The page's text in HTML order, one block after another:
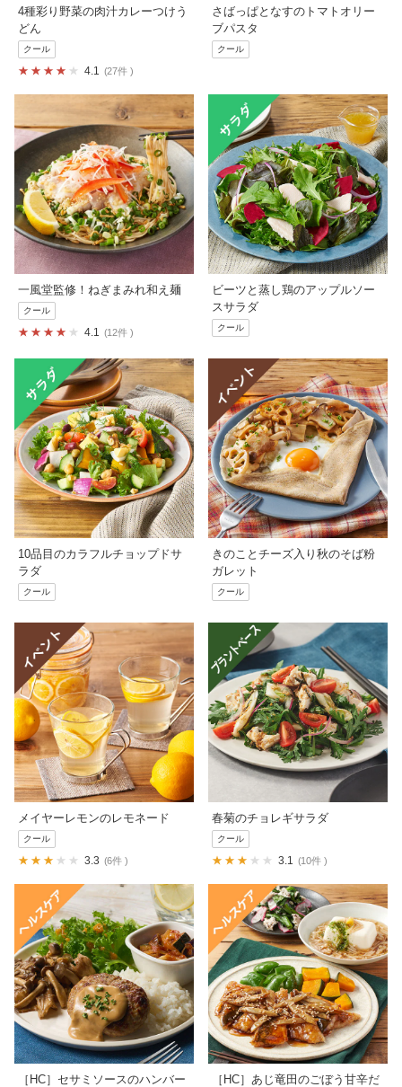
4種彩り野菜の肉汁カレーつけう
どん
クール
4.1 27件
さばっぱとなすのトマトオリー
ブパスタ
クール
一風堂監修！ねぎまみれ和え麺
クール
4.1 12件
ビーツと蒸し鶏のアップルソー
スサラダ
クール
10品目のカラフルチョップドサ
ラダ
クール
きのことチーズ入り秋のそば粉
ガレット
クール
メイヤーレモンのレモネード
クール
3.3 6件
春菊のチョレギサラダ
クール
3.1 10件
［HC］セサミソースのハンバー
［HC］あじ竜田のごぼう甘辛だ